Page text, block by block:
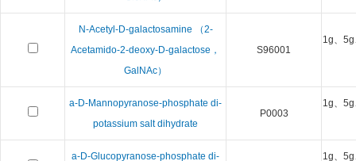
N-Acetyl-D-galactosamine （2-
Acetamido-2-deoxy-D-galactose，
GalNAc）
S96001
1g、
a-D-Mannopyranose-phosphate di-
potassium salt dihydrate
P0003
1g、
a-D-Glucopyranose-phosphate di-
1g、